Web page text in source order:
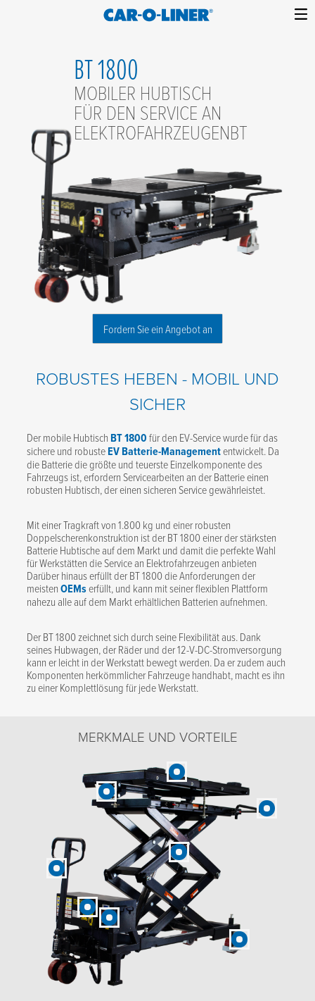
Car-
Collision
BT 1800
MOBILER HUBTISCH
FÜR DEN SERVICE AN
ELEKTROFAHRZEUGENBT
Fordern Sie ein Angebot an
ROBUSTES HEBEN - MOBIL UND
SICHER
Der mobile Hubtisch BT 1800für den EV-Service wurde für das
sichere und robusteEV Batterie-Managemententwickelt. Da
die Batterie die größte und teuerste Einzelkomponente des
Fahrzeugs ist, erfordern Servicearbeiten an der Batterie einen
robusten Hubtisch, der einen sicheren Service gewährleistet.
Mit einer Tragkraft von 1.800 kg und einer robusten
Doppelscherenkonstruktion ist der BT 1800 einer der stärksten
Batterie Hubtische auf dem Markt und damit die perfekte Wahl
für Werkstätten die Service an Elektrofahrzeugen anbieten
Darüber hinaus erfüllt der BT 1800 die Anforderungen der
meistenOEMserfüllt, und kann mit seiner flexiblen Plattform
nahezu alle auf dem Markt erhältlichen Batterien aufnehmen.
Der BT 1800 zeichnet sich durch seine Flexibilität aus. Dank
seines Hubwagen, der Räder und der 12-V-DC-Stromversorgung
kann er leicht in der Werkstatt bewegt werden. Da er zudem auch
Komponenten herkömmlicher Fahrzeuge handhabt, macht es ihn
zu einer Komplettlösung für jede Werkstatt.
MERKMALE UND VORTEILE